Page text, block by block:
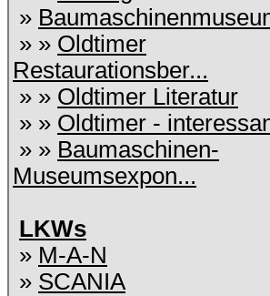
»
» » Oldtimer
Restaurationsber...
» » Oldtimer Literatur
» » Oldtimer -
» » Baumaschinen-
Museumsexpon...
LKWs
» M-A-N
» SCANIA